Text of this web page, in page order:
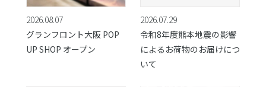
2026.08.07
グランフロント大阪 POP
UP SHOP オープン
2026.07.29
令和8年度熊本地震の影響
によるお荷物のお届けにつ
いて